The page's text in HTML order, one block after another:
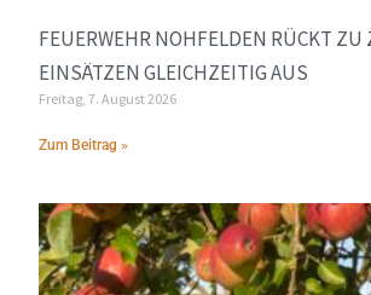
FEUERWEHR NOHFELDEN RÜCKT ZU
EINSÄTZEN GLEICHZEITIG AUS
Freitag, 7. August 2026
Zum Beitrag »